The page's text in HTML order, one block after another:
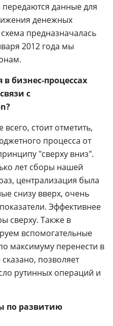
данные для
денежных
предназначалась
2012 года мы
бизнес-процессах
с
стоит отметить,
процесса от
"сверху вниз".
лет сборы нашей
централизация была
снизу вверх, очень
Эффективнее
сверху. Также в
вспомогательные
максимуму перенести в
позволяет
рутинных операций и
по развитию